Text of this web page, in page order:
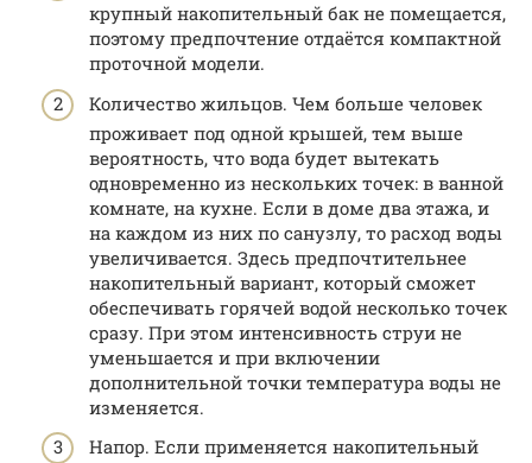
крупный накопительный бак не помещается,
поэтому предпочтение отдаётся компактной
проточной модели.
Количество жильцов. Чем больше человек
проживает под одной крышей, тем выше
вероятность, что вода будет вытекать
одновременно из нескольких точек: в ванной
комнате, на кухне. Если в доме два этажа, и
на каждом из них по санузлу, то расход воды
увеличивается. Здесь предпочтительнее
накопительный вариант, который сможет
обеспечивать горячей водой несколько точек
сразу. При этом интенсивность струи не
уменьшается и при включении
дополнительной точки температура воды не
изменяется.
Напор. Если применяется накопительный